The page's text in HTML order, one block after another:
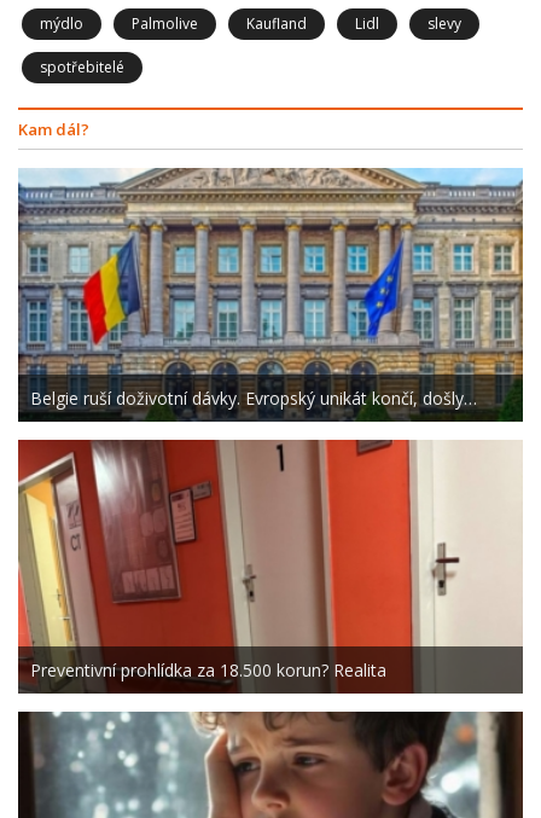
mýdlo Palmolive Kaufland Lidl slevy
spotřebitelé
Kam dál?
Belgie ruší doživotní dávky. Evropský unikát končí, došly…
Preventivní prohlídka za 18.500 korun? Realita